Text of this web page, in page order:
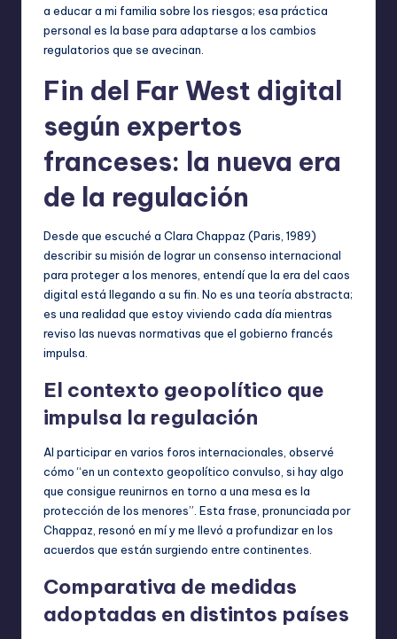
a educar a mi familia sobre los riesgos; esa práctica
personal es la base para adaptarse a los cambios
regulatorios que se avecinan.
Fin del Far West digital
según expertos
franceses: la nueva era
de la regulación
Desde que escuché a Clara Chappaz (Paris, 1989)
describir su misión de lograr un consenso internacional
para proteger a los menores, entendí que la era del caos
digital está llegando a su fin. No es una teoría abstracta;
es una realidad que estoy viviendo cada día mientras
reviso las nuevas normativas que el gobierno francés
impulsa.
El contexto geopolítico que
impulsa la regulación
Al participar en varios foros internacionales, observé
cómo “en un contexto geopolítico convulso, si hay algo
que consigue reunirnos en torno a una mesa es la
protección de los menores”. Esta frase, pronunciada por
Chappaz, resonó en mí y me llevó a profundizar en los
acuerdos que están surgiendo entre continentes.
Comparativa de medidas
adoptadas en distintos países